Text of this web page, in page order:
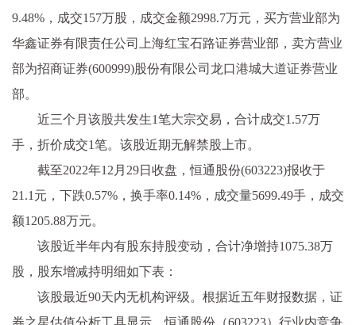
9.48%，成交157万股，成交金额2998.7万元，买方营业部为
华鑫证券有限责任公司上海红宝石路证券营业部，卖方营业
部为招商证券(600999)股份有限公司龙口港城大道证券营业
部。
近三个月该股共发生1笔大宗交易，合计成交1.57万
手，折价成交1笔。该股近期无解禁股上市。
截至2022年12月29日收盘，恒通股份(603223)报收于
21.1元，下跌0.57%，换手率0.14%，成交量5699.49手，成交
额1205.88万元。
该股近半年内有股东持股变动，合计净增持1075.38万
股，股东增减持明细如下表：
该股最近90天内无机构评级。根据近五年财报数据，证
券之星估值分析工具显示，恒通股份（603223）行业内竞争